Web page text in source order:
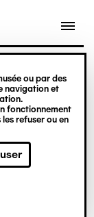
ou par des
navigation et
fonctionnement
refuser ou en